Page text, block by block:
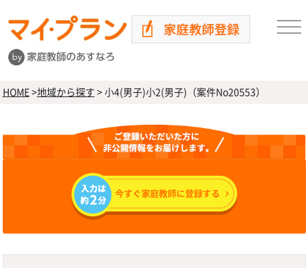
HOME>地域から探す >小4(男子)小2(男子)（案件No20553）